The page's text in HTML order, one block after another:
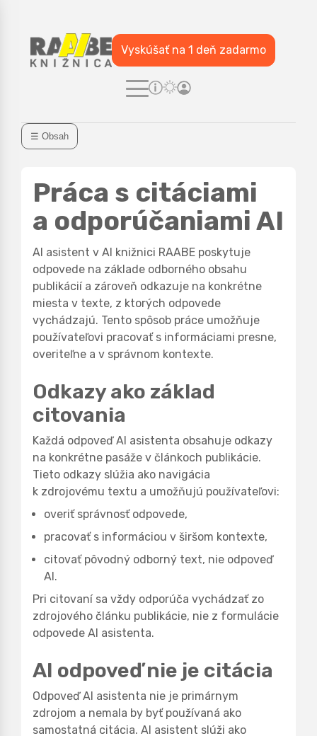
Vyskúšať na 1 deň zadarmo
☰ Obsah
Práca s citáciami
a odporúčaniami AI
AI asistent v AI knižnici RAABE poskytuje
odpovede na základe odborného obsahu
publikácií a zároveň odkazuje na konkrétne
miesta v texte, z ktorých odpovede
vychádzajú. Tento spôsob práce umožňuje
používateľovi pracovať s informáciami presne,
overiteľne a v správnom kontexte.
Odkazy ako základ
citovania
Každá odpoveď AI asistenta obsahuje odkazy
na konkrétne pasáže v článkoch publikácie.
Tieto odkazy slúžia ako navigácia
k zdrojovému textu a umožňujú používateľovi:
overiť správnosť odpovede,
pracovať s informáciou v širšom kontexte,
citovať pôvodný odborný text, nie odpoveď
AI.
Pri citovaní sa vždy odporúča vychádzať zo
zdrojového článku publikácie, nie z formulácie
odpovede AI asistenta.
AI odpoveď nie je citácia
Odpoveď AI asistenta nie je primárnym
zdrojom a nemala by byť používaná ako
samostatná citácia. AI asistent slúži ako